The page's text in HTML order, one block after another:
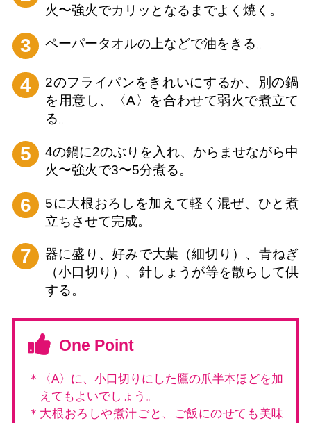
火〜強火でカリッとなるまでよく焼く。
3 ペーパータオルの上などで油をきる。
4
2のフライパンをきれいにするか、別の鍋
を用意し、〈A〉を合わせて弱火で煮立て
る。
5
4の鍋に2のぶりを入れ、からませながら中
火〜強火で3〜5分煮る。
6
5に大根おろしを加えて軽く混ぜ、ひと煮
立ちさせて完成。
7
器に盛り、好みで大葉（細切り）、青ねぎ
（小口切り）、針しょうが等を散らして供
する。
One Point
＊〈A〉に、小口切りにした鷹の爪半本ほどを加
えてもよいでしょう。
＊大根おろしや煮汁ごと、ご飯にのせても美味